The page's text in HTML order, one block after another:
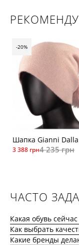
3 388 грн4 235 грн
-20%
ЧАСТО
Какая обувь
Как выбрать
Какие бренды